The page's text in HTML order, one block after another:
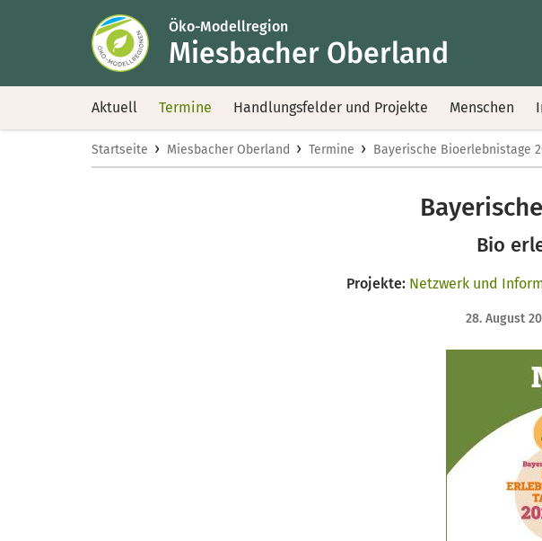
Öko-Modellregion
Miesbacher Oberland
Aktuell Termine Handlungsfelder und Projekte Menschen
Startseite › Miesbacher Oberland › Termine › Bayerische Bioerlebnistage
Bio
Projekte: Netzwerk und
28. August